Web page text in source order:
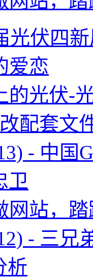
光伏四
爱恋
的光伏-
配套文
- 中国
卫
网站，
- 三兄
析